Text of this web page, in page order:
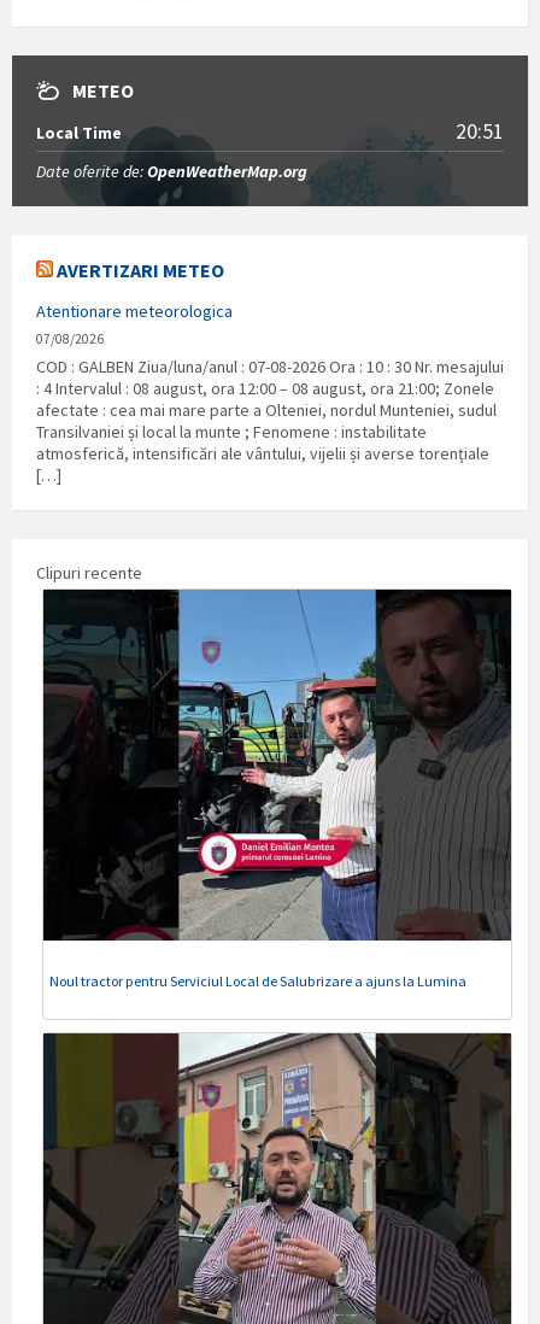
METEO
Local Time 20:51
Date oferite de:OpenWeatherMap.org
AVERTIZARI METEO
Atentionare meteorologica
07/08/2026
COD : GALBEN Ziua/luna/anul : 07-08-2026 Ora : 10 : 30 Nr. mesajului
: 4 Intervalul : 08 august, ora 12:00 – 08 august, ora 21:00; Zonele
afectate : cea mai mare parte a Olteniei, nordul Munteniei, sudul
Transilvaniei și local la munte ; Fenomene : instabilitate
atmosferică, intensificări ale vântului, vijelii și averse torențiale
[…]
Clipuri recente
Noul tractor pentru Serviciul Local de Salubrizare a ajuns la Lumina